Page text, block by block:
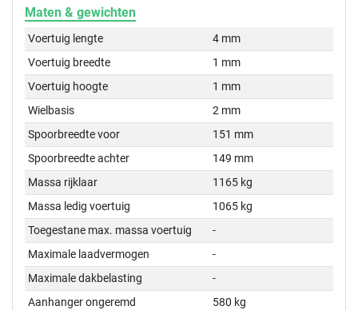
Maten & gewichten
Voertuig lengte
4 mm
Voertuig breedte
1 mm
Voertuig hoogte
1 mm
Wielbasis
2 mm
Spoorbreedte voor
151 mm
Spoorbreedte achter
149 mm
Massa rijklaar
1165 kg
Massa ledig voertuig
1065 kg
Toegestane max. massa voertuig
-
Maximale laadvermogen
-
Maximale dakbelasting
-
Aanhanger ongeremd
580 kg